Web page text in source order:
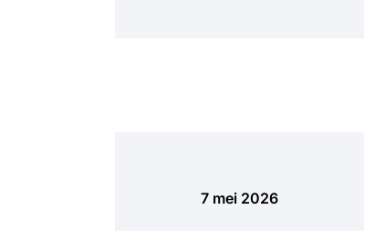
7 mei 2026